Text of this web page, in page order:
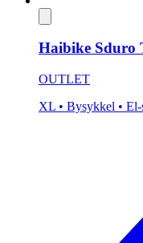
Haibike Sduro
OUTLET
XL • Bysykkel •